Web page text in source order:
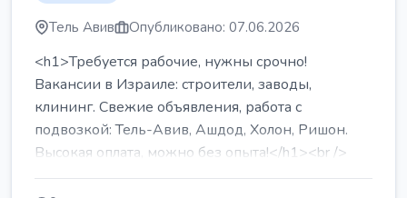
Тель Авив Опубликовано: 07.06.2026
<h1>Требуется рабочие, нужны срочно!
Вакансии в Израиле: строители, заводы,
клининг. Свежие объявления, работа с
подвозкой: Тель-Авив, Ашдод, Холон, Ришон.
Высокая оплата, можно без опыта!</h1><br />
...